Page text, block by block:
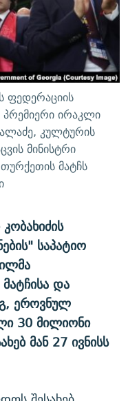
ᲐᲛᲑᲐᲕᲘ
ფედერაციის
ირაკლი
კულტურის
მინისტრი
მატჩს
საპატიო
და
ეროვნულ
30 მილიონი
მან 27 ივნისს